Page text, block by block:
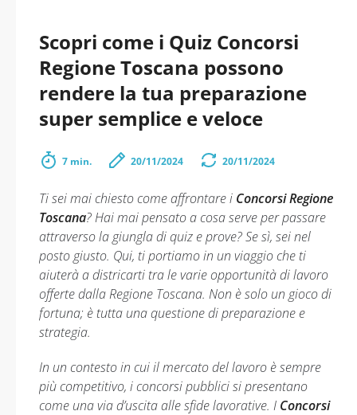
Scopri come i Quiz Concorsi
Regione Toscana possono
rendere la tua preparazione
super semplice e veloce
7 min. 20/11/2024 20/11/2024
Ti sei mai chiesto come affrontare i Concorsi Regione
Toscana? Hai mai pensato a cosa serve per passare
attraverso la giungla di quiz e prove? Se sì, sei nel
posto giusto. Qui, ti portiamo in un viaggio che ti
aiuterà a districarti tra le varie opportunità di lavoro
offerte dalla Regione Toscana. Non è solo un gioco di
fortuna; è tutta una questione di preparazione e
strategia.
In un contesto in cui il mercato del lavoro è sempre
più competitivo, i concorsi pubblici si presentano
come una via d’uscita alle sfide lavorative. I Concorsi